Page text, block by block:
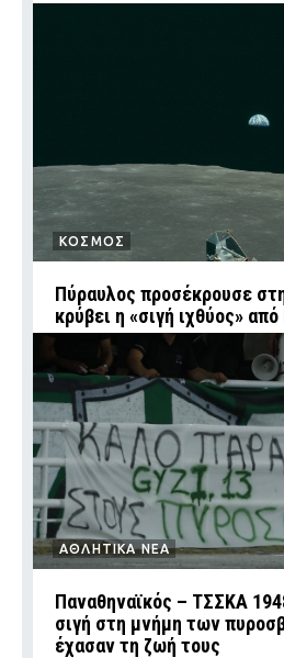
ΚΟΣΜΟΣ
Πύραυλος προσέκρουσε
κρύβει η «σιγή ιχθύος»
ΑΘΛΗΤΙΚΑ ΝΕΑ
Παναθηναϊκός – ΤΣΣΚΑ
σιγή στη μνήμη των
έχασαν τη ζωή τους